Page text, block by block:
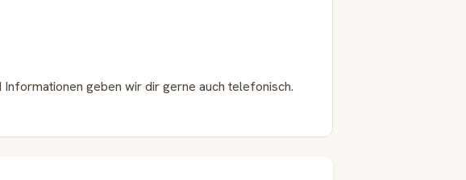
geben wir dir gerne auch telefonisch.